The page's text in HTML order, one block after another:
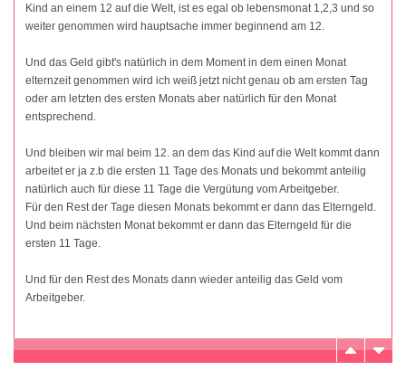
Kind an einem 12 auf die Welt, ist es egal ob lebensmonat 1,2,3 und so
weiter genommen wird hauptsache immer beginnend am 12.
Und das Geld gibt's natürlich in dem Moment in dem einen Monat
elternzeit genommen wird ich weiß jetzt nicht genau ob am ersten Tag
oder am letzten des ersten Monats aber natürlich für den Monat
entsprechend.
Und bleiben wir mal beim 12. an dem das Kind auf die Welt kommt dann
arbeitet er ja z.b die ersten 11 Tage des Monats und bekommt anteilig
natürlich auch für diese 11 Tage die Vergütung vom Arbeitgeber.
Für den Rest der Tage diesen Monats bekommt er dann das Elterngeld.
Und beim nächsten Monat bekommt er dann das Elterngeld für die
ersten 11 Tage.
Und für den Rest des Monats dann wieder anteilig das Geld vom
Arbeitgeber.